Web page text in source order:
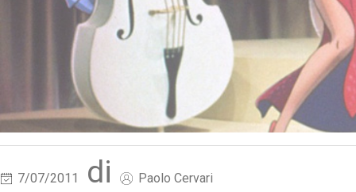
7/07/2011 di Paolo Cervari